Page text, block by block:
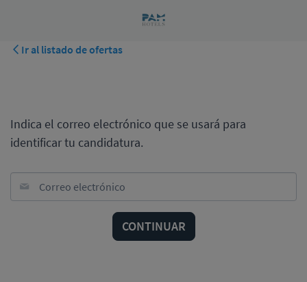
Ir al listado de ofertas
Indica el correo electrónico que se usará para
identificar tu candidatura.
Correo electrónico
CONTINUAR